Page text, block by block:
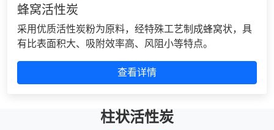
蜂窝活性炭
采用优质活性炭粉为原料，经特殊工艺制成蜂窝状，具
有比表面积大、吸附效率高、风阻小等特点。
查看详情
柱状活性炭